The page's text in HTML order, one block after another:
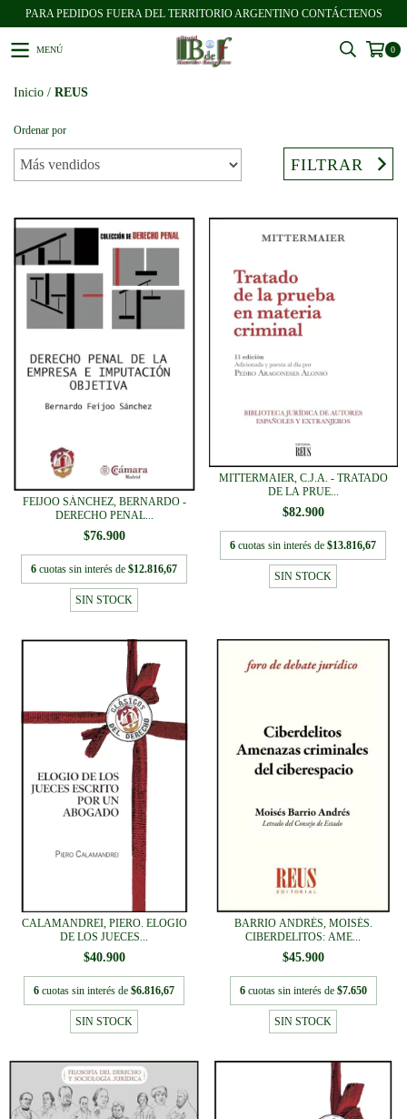
PARA PEDIDOS FUERA DEL TERRITORIO ARGENTINO CONTÁCTENOS
MENÚ 0
Inicio / REUS
Ordenar por
FILTRAR
FEIJOO SÁNCHEZ, BERNARDO -
DERECHO PENAL...
$76.900
6 cuotas sin interés de $12.816,67
SIN STOCK
MITTERMAIER, C.J.A. - TRATADO
DE LA PRUE...
$82.900
6 cuotas sin interés de $13.816,67
SIN STOCK
CALAMANDREI, PIERO. ELOGIO
DE LOS JUECES...
$40.900
6 cuotas sin interés de $6.816,67
SIN STOCK
BARRIO ANDRÉS, MOISÉS.
CIBERDELITOS: AME...
$45.900
6 cuotas sin interés de $7.650
SIN STOCK